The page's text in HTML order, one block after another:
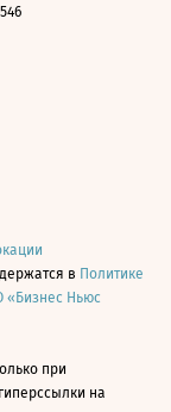
в Политике
«Бизнес Ньюс
при
на